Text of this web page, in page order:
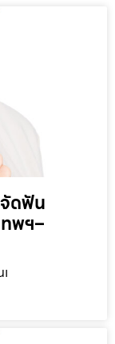
ดฟัน
พฯ–